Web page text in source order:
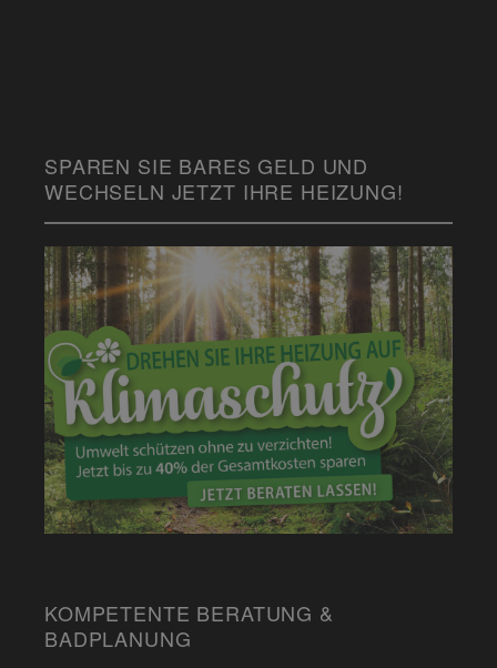
SPAREN SIE BARES GELD UND
WECHSELN JETZT IHRE HEIZUNG!
KOMPETENTE BERATUNG &
BADPLANUNG